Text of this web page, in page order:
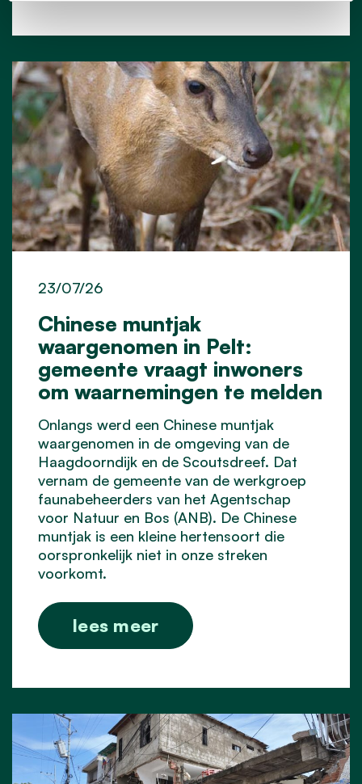
Chinese muntjak
waargenomen in Pelt:
gemeente vraagt inwoners
om waarnemingen te melden
23/07/26
Onlangs werd een Chinese muntjak
waargenomen in de omgeving van de
Haagdoorndijk en de Scoutsdreef. Dat
vernam de gemeente van de werkgroep
faunabeheerders van het Agentschap
voor Natuur en Bos (ANB). De Chinese
muntjak is een kleine hertensoort die
oorspronkelijk niet in onze streken
voorkomt.
lees meer